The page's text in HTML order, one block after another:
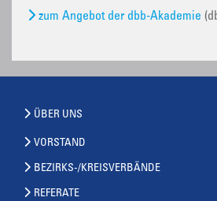
zum Angebot der dbb-Akademie
ÜBER UNS
VORSTAND
BEZIRKS-/KREISVERBÄNDE
REFERATE